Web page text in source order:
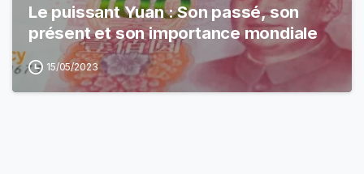
Le puissant Yuan : Son passé, son
présent et son importance mondiale
15/05/2023